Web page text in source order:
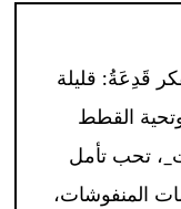
قَدِعَةُ: قليلة
وتحية القطط
تحب تأمل
المنفوشات،